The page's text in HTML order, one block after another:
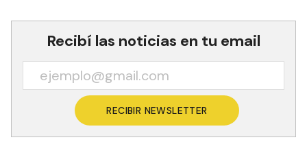
Recibí las noticias en tu email
RECIBIR NEWSLETTER